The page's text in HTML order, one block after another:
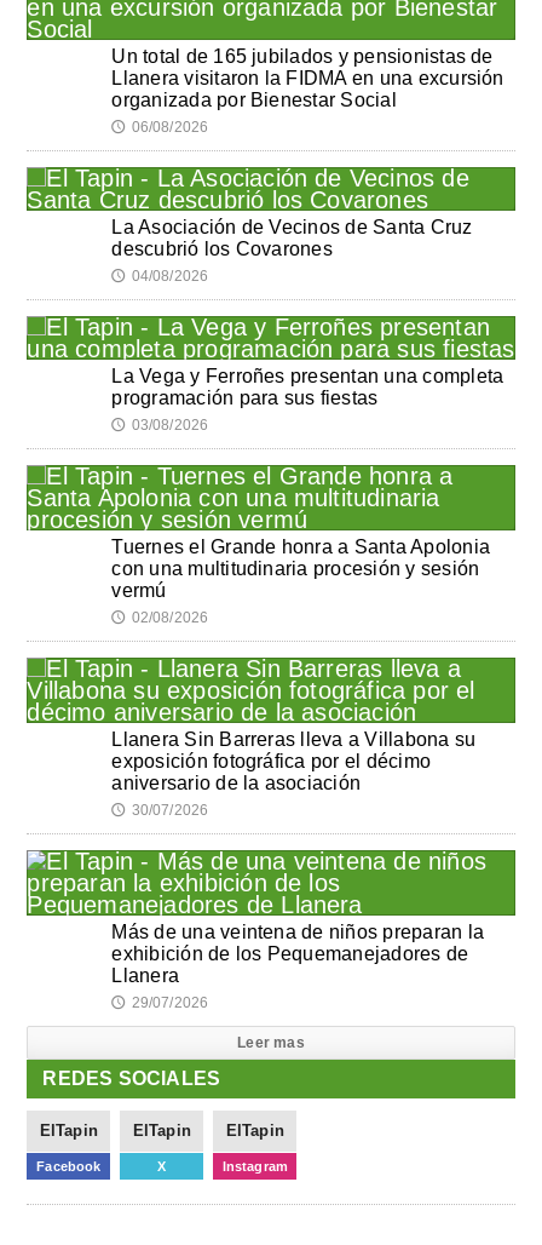
Un total de 165 jubilados y pensionistas de
Llanera visitaron la FIDMA en una excursión
organizada por Bienestar Social
🕔 06/08/2026
La Asociación de Vecinos de Santa Cruz
descubrió los Covarones
🕔 04/08/2026
La Vega y Ferroñes presentan una completa
programación para sus fiestas
🕔 03/08/2026
Tuernes el Grande honra a Santa Apolonia
con una multitudinaria procesión y sesión
vermú
🕔 02/08/2026
Llanera Sin Barreras lleva a Villabona su
exposición fotográfica por el décimo
aniversario de la asociación
🕔 30/07/2026
Más de una veintena de niños preparan la
exhibición de los Pequemanejadores de
Llanera
🕔 29/07/2026
Leer mas
REDES SOCIALES
ElTapin
Facebook
ElTapin
X
ElTapin
Instagram